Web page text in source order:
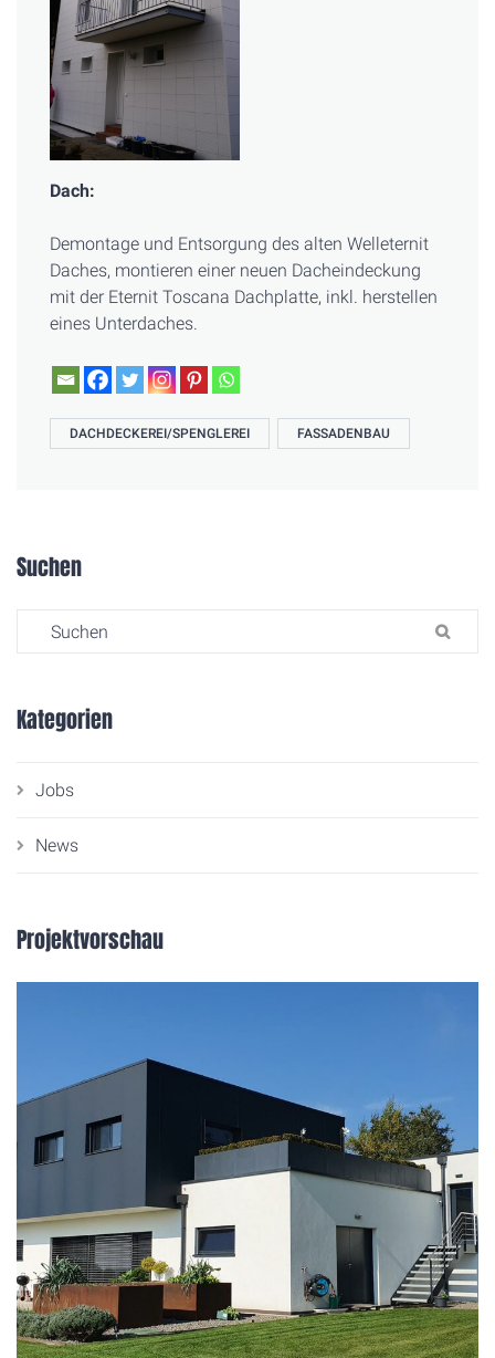
Dach:
Demontage und Entsorgung des alten Welleternit
Daches, montieren einer neuen Dacheindeckung
mit der Eternit Toscana Dachplatte, inkl. herstellen
eines Unterdaches.
DACHDECKEREI/SPENGLEREI FASSADENBAU
Suchen
Search for:
Kategorien
Jobs
News
Projektvorschau